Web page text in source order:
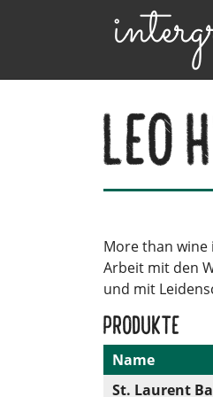
Leo
More than wine
Arbeit mit den
und mit
Produkte
Name
St. Laurent